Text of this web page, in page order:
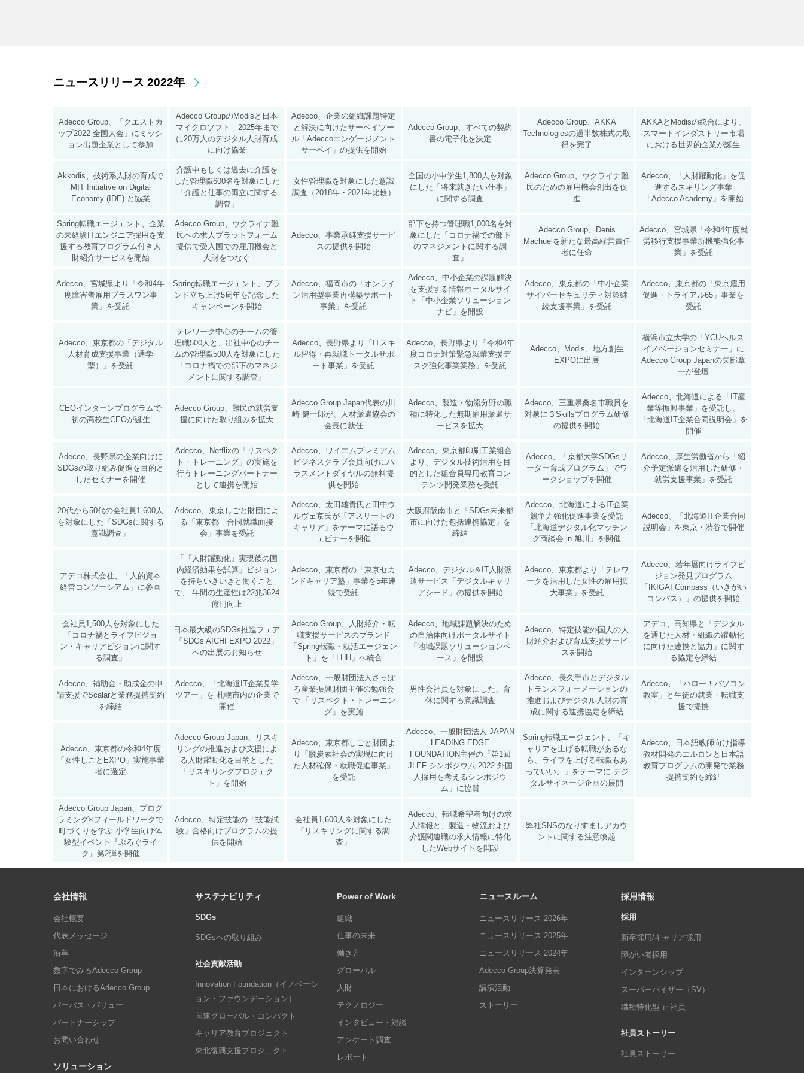
ニュースリリース 2022年
Adecco Group、「クエストカ
ップ2022 全国大会」にミッシ
ョン出題企業として参加
Adecco GroupのModisと日本
マイクロソフト 2025年まで
に20万人のデジタル人財育成
に向け協業
Adecco、企業の組織課題特定
と解決に向けたサーベイツー
ル「Adeccoエンゲージメント
サーベイ」の提供を開始
Adecco Group、すべての契約
書の電子化を決定
Adecco Group、AKKA
Technologiesの過半数株式の取
得を完了
AKKAとModisの統合により、
スマートインダストリー市場
における世界的企業が誕生
Akkodis、技術系人財の育成で
MIT Initiative on Digital
Economy (IDE) と協業
介護中もしくは過去に介護を
した管理職600名を対象にした
「介護と仕事の両立に関する
調査」
女性管理職を対象にした意識
調査（2018年・2021年比較）
全国の小中学生1,800人を対象
にした「将来就きたい仕事」
に関する調査
Adecco Group、ウクライナ難
民のための雇用機会創出を促
進
Adecco、「人財躍動化」を促
進するスキリング事業
「Adecco Academy」を開始
Spring転職エージェント、企業
の未経験ITエンジニア採用を支
援する教育プログラム付き人
財紹介サービスを開始
Adecco Group、ウクライナ難
民への求人プラットフォーム
提供で受入国での雇用機会と
人財をつなぐ
​Adecco、事業承継支援サービ
スの提供を開始
部下を持つ管理職1,000名を対
象にした「コロナ禍での部下
のマネジメントに関する調
査」
Adecco Group、Denis
Machuelを新たな最高経営責任
者に任命
Adecco、宮城県「令和4年度就
労移行支援事業所機能強化事
業」を受託
Adecco、宮城県より「令和4年
度障害者雇用プラスワン事
業」を受託
Spring転職エージェント、ブラ
ンド立ち上げ5周年を記念した
キャンペーンを開始
Adecco、福岡市の「オンライ
ン活用型事業再構築サポート
事業」を受託
Adecco、中小企業の課題解決
を支援する情報ポータルサイ
ト「中小企業ソリューション
ナビ」を開設
Adecco、東京都の「中小企業
サイバーセキュリティ対策継
続支援事業」を受託
Adecco、東京都の「東京雇用
促進・トライアル65」事業を
受託
Adecco、東京都の「デジタル
人材育成支援事業（通学
型）」を受託
テレワーク中心のチームの管
理職500人と、出社中心のチー
ムの管理職500人を対象にした
「コロナ禍での部下のマネジ
メントに関する調査」
Adecco、長野県より「ITスキ
ル習得・再就職トータルサポ
ート事業」を受託
Adecco、長野県より「令和4年
度コロナ対策緊急就業支援デ
スク強化事業業務」を受託
Adecco、Modis、地方創生
EXPOに出展
横浜市立大学の「YCUヘルス
イノベーションセミナー」に
Adecco Group Japanの矢部章
一が登壇
CEOインターンプログラムで
初の高校生CEOが誕生
Adecco Group、難民の就労支
援に向けた取り組みを拡大
Adecco Group Japan代表の川
崎 健一郎が、人材派遣協会の
会長に就任
Adecco、製造・物流分野の職
種に特化した無期雇用派遣サ
ービスを拡大
Adecco、三重県桑名市職員を
対象に３Skillsプログラム研修
の提供を開始
Adecco、北海道による「IT産
業等振興事業」を受託し、
「北海道IT企業合同説明会」を
開催
Adecco、長野県の企業向けに
SDGsの取り組み促進を目的と
したセミナーを開催
Adecco、Netflixの「リスペク
ト・トレーニング」の実施を
行うトレーニングパートナー
として連携を開始
Adecco、ワイエムプレミアム
ビジネスクラブ会員向けにハ
ラスメントダイヤルの無料提
供を開始
Adecco、東京都印刷工業組合
より、デジタル技術活用を目
的とした組合員専用教育コン
テンツ開発業務を受託
Adecco、「京都大学SDGsリ
ーダー育成プログラム」でワ
ークショップを開催
Adecco、厚生労働省から「紹
介予定派遣を活用した研修・
就労支援事業」を受託
20代から50代の会社員1,600人
を対象にした「SDGsに関する
意識調査」
Adecco、東京しごと財団によ
る「東京都 合同就職面接
会」事業を受託
Adecco、太田雄貴氏と田中ウ
ルヴェ京氏が「アスリートの
キャリア」をテーマに語るウ
ェビナーを開催
大阪府阪南市と「SDGs未来都
市に向けた包括連携協定」を
締結
Adecco、北海道によるIT企業
競争力強化促進事業を受託
「北海道デジタル化マッチン
グ商談会 in 旭川」を開催
Adecco、「北海道IT企業合同
説明会」を東京・渋谷で開催
アデコ株式会社、「人的資本
経営コンソーシアム」に参画
「『人財躍動化』実現後の国
内経済効果を試算」ビジョン
を持ちいきいきと働くこと
で、 年間の生産性は22兆3624
億円向上
Adecco、東京都の「東京セカ
ンドキャリア塾」事業を5年連
続で受託
Adecco、デジタル＆IT人財派
遣サービス「デジタルキャリ
アシード」の提供を開始
Adecco、東京都より「テレワ
ークを活用した女性の雇用拡
大事業」を受託
Adecco、若年層向けライフビ
ジョン発見プログラム
「IKIGAI Compass（いきがい
コンパス）」の提供を開始
会社員1,500人を対象にした
「コロナ禍とライフビジョ
ン・キャリアビジョンに関す
る調査」
日本最大級のSDGs推進フェア
「SDGs AICHI EXPO 2022」
への出展のお知らせ
Adecco Group、人財紹介・転
職支援サービスのブランド
「Spring転職・就活エージェン
ト」を「LHH」へ統合
Adecco、地域課題解決のため
の自治体向けポータルサイト
「地域課題ソリューションベ
ース」を開設
Adecco、特定技能外国人の人
財紹介および育成支援サービ
スを開始
アデコ、高知県と「デジタル
を通じた人材・組織の躍動化
に向けた連携と協力」に関す
る協定を締結
Adecco、補助⾦・助成⾦の申
請支援でScalarと業務提携契約
を締結
Adecco、「北海道IT企業見学
ツアー」を 札幌市内の企業で
開催
Adecco、一般財団法人さっぽ
ろ産業振興財団主催の勉強会
で 「リスペクト・トレーニン
グ」を実施
男性会社員を対象にした、育
休に関する意識調査
Adecco、長久手市とデジタル
トランスフォーメーションの
推進およびデジタル人財の育
成に関する連携協定を締結
​Adecco、「ハロー！パソコン
教室」と生徒の就業・転職支
援で提携
Adecco、東京都の令和4年度
「女性しごとEXPO」実施事業
者に選定
Adecco Group Japan、リスキ
リングの推進および支援によ
る人財躍動化を目的とした
「リスキリングプロジェク
ト」を開始
Adecco、東京都しごと財団よ
り「脱炭素社会の実現に向け
た人材確保・就職促進事業」
を受託
Adecco、一般財団法人 JAPAN
LEADING EDGE
FOUNDATION主催の「第1回
JLEF シンポジウム 2022 外国
人採用を考えるシンポジウ
ム」に協賛
Spring転職エージェント、「キ
ャリアを上げる転職があるな
ら、ライフを上げる転職もあ
っていい。」をテーマに デジ
タルサイネージ企画の展開
Adecco、日本語教師向け指導
教材開発のエルロンと日本語
教育プログラムの開発で業務
提携契約を締結
Adecco Group Japan、プログ
ラミング×フィールドワークで
町づくりを学ぶ 小学生向け体
験型イベント『ぷろぐライ
ク』第2弾を開催
Adecco、特定技能の「技能試
験」合格向けプログラムの提
供を開始
会社員1,600人を対象にした
「リスキリングに関する調
査」
Adecco、転職希望者向けの求
人情報と、製造・物流および
介護関連職の求人情報に特化
したWebサイトを開設
弊社SNSのなりすましアカウ
ントに関する注意喚起
会社情報
会社概要
代表メッセージ
沿革
数字でみるAdecco Group
日本におけるAdecco Group
パーパス・バリュー
パートナーシップ
お問い合わせ
ソリューション
サステナビリティ
SDGs
SDGsへの取り組み
社会貢献活動
Innovation Foundation（イノベーシ
ョン・ファウンデーション）
国連グローバル・コンパクト
キャリア教育プロジェクト
東北復興支援プロジェクト
Power of Work
組織
仕事の未来
働き方
グローバル
人財
テクノロジー
インタビュー・対談
アンケート調査
レポート
ニュースルーム
ニュースリリース 2026年
ニュースリリース 2025年
ニュースリリース 2024年
Adecco Group決算発表
講演活動
ストーリー
採用情報
採用
新卒採用/キャリア採用
障がい者採用
インターンシップ
スーパーバイザー（SV）
職種特化型 正社員
社員ストーリー
社員ストーリー